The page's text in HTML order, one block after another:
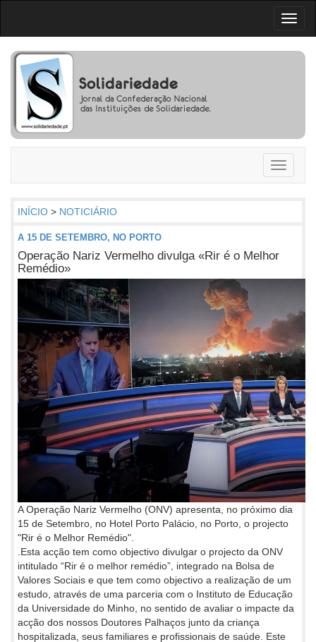
Toggle
INÍCIO > NOTICIÁRIO
A 15 DE SETEMBRO, NO PORTO
Operação Nariz Vermelho divulga «Rir é o Melhor
Remédio»
A Operação Nariz Vermelho (ONV) apresenta, no próximo dia
15 de Setembro, no Hotel Porto Palácio, no Porto, o projecto
"Rir é o Melhor Remédio".
.Esta acção tem como objectivo divulgar o projecto da ONV
intitulado “Rir é o melhor remédio”, integrado na Bolsa de
Valores Sociais e que tem como objectivo a realização de um
estudo, através de uma parceria com o Instituto de Educação
da Universidade do Minho, no sentido de avaliar o impacte da
acção dos nossos Doutores Palhaços junto da criança
hospitalizada, seus familiares e profissionais de saúde. Este